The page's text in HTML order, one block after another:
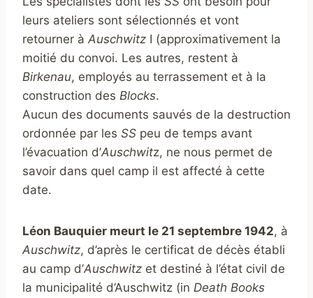
leurs ateliers sont sélectionnés et vont
retourner à Auschwitz I (approximativement la
moitié du convoi. Les autres, restent à
Birkenau, employés au terrassement et à la
construction des Blocks.
Aucun des documents sauvés de la destruction
ordonnée par les SS peu de temps avant
l’évacuation d’Auschwitz, ne nous permet de
savoir dans quel camp il est affecté à cette
date.
Léon Bauquier meurt le 21 septembre 1942, à
Auschwitz, d’après le certificat de décès établi
au camp d’Auschwitz et destiné à l’état civil de
la municipalité d’Auschwitz (in Death Books